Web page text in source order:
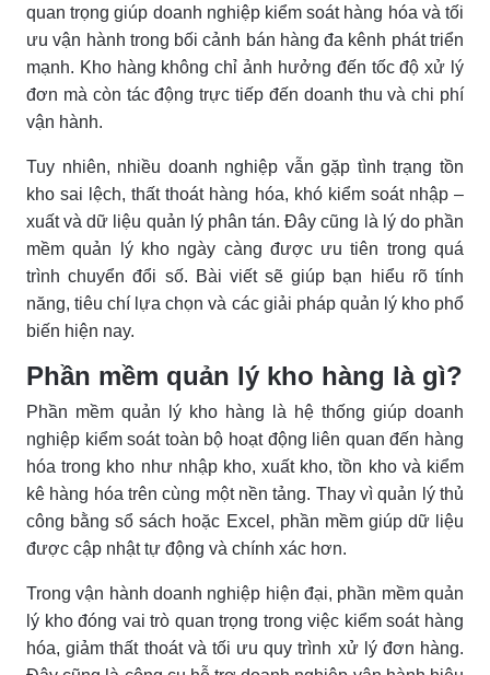
quan trọng giúp doanh nghiệp kiểm soát hàng hóa và tối
ưu vận hành trong bối cảnh bán hàng đa kênh phát triển
mạnh. Kho hàng không chỉ ảnh hưởng đến tốc độ xử lý
đơn mà còn tác động trực tiếp đến doanh thu và chi phí
vận hành.
Tuy nhiên, nhiều doanh nghiệp vẫn gặp tình trạng tồn
kho sai lệch, thất thoát hàng hóa, khó kiểm soát nhập –
xuất và dữ liệu quản lý phân tán. Đây cũng là lý do phần
mềm quản lý kho ngày càng được ưu tiên trong quá
trình chuyển đổi số. Bài viết sẽ giúp bạn hiểu rõ tính
năng, tiêu chí lựa chọn và các giải pháp quản lý kho phổ
biến hiện nay.
Phần mềm quản lý kho hàng là gì?
Phần mềm quản lý kho hàng là hệ thống giúp doanh
nghiệp kiểm soát toàn bộ hoạt động liên quan đến hàng
hóa trong kho như nhập kho, xuất kho, tồn kho và kiểm
kê hàng hóa trên cùng một nền tảng. Thay vì quản lý thủ
công bằng sổ sách hoặc Excel, phần mềm giúp dữ liệu
được cập nhật tự động và chính xác hơn.
Trong vận hành doanh nghiệp hiện đại, phần mềm quản
lý kho đóng vai trò quan trọng trong việc kiểm soát hàng
hóa, giảm thất thoát và tối ưu quy trình xử lý đơn hàng.